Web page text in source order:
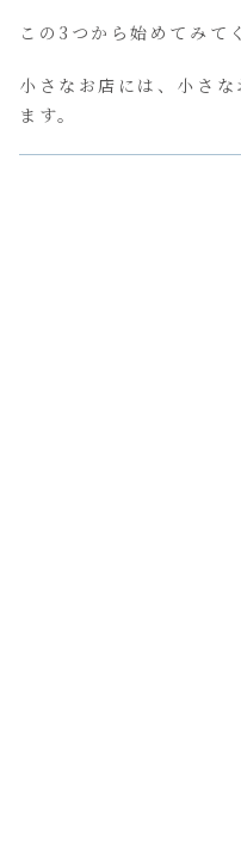
この3つから始めてみて
小さなお店には、小さ
ます。